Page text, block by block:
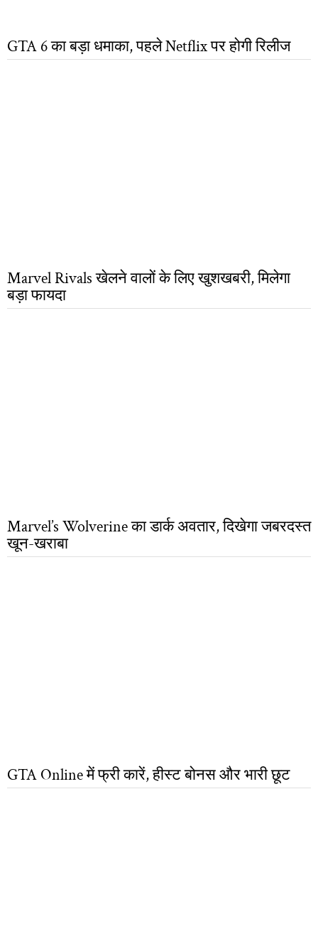
GTA 6 का बड़ा धमाका, पहले Netflix पर होगी रिलीज
Marvel Rivals खेलने वालों के लिए खुशखबरी, मिलेगा
बड़ा फायदा
Marvel’s Wolverine का डार्क अवतार, दिखेगा जबरदस्त
खून-खराबा
GTA Online में फ्री कारें, हीस्ट बोनस और भारी छूट